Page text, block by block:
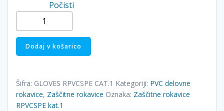
Počisti
Zaščitne
rokavice
RPVCSPE
kat.1
Dodaj v košarico
Šifra: GLOVES RPVCSPE CAT.1 Kategoriji: PVC delovne
rokavice, Zaščitne rokavice Oznaka: Zaščitne rokavice
RPVCSPE kat.1